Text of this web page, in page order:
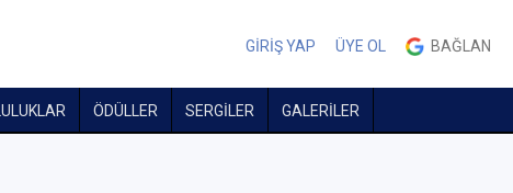
GİRİŞ YAP ÜYE OL BAĞLAN
ÖDÜLLER SERGİLER GALERİLER